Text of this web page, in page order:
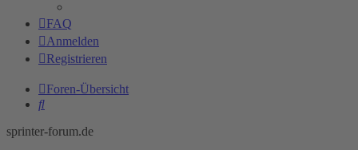
FAQ
Anmelden
Registrieren
Foren-Übersicht
Suche
sprinter-forum.de